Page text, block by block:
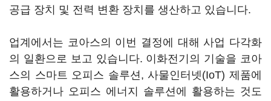
공급 장치 및 전력 변환 장치를 생산하고 있습니다.
업계에서는 코아스의 이번 결정에 대해 사업 다각화
의 일환으로 보고 있습니다. 이화전기의 기술을 코아
스의 스마트 오피스 솔루션, 사물인터넷(IoT) 제품에
활용하거나 오피스 에너지 솔루션에 활용하는 것도